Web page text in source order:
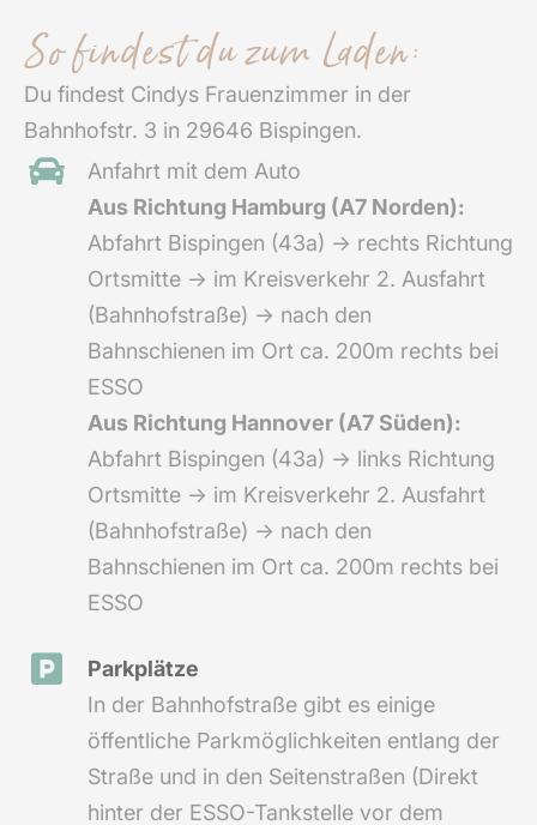
f
So findest du zum Laden:
Du findest Cindys Frauenzimmer in der
Bahnhofstr. 3 in 29646 Bispingen.
Anfahrt mit dem Auto
Aus Richtung Hamburg (A7 Norden):
Abfahrt Bispingen (43a) → rechts Richtung
Ortsmitte → im Kreisverkehr 2. Ausfahrt
(Bahnhofstraße) → nach den
Bahnschienen im Ort ca. 200m rechts bei
ESSO
Aus Richtung Hannover (A7 Süden):
Abfahrt Bispingen (43a) → links Richtung
Ortsmitte → im Kreisverkehr 2. Ausfahrt
(Bahnhofstraße) → nach den
Bahnschienen im Ort ca. 200m rechts bei
ESSO
Parkplätze
In der Bahnhofstraße gibt es einige
öffentliche Parkmöglichkeiten entlang der
Straße und in den Seitenstraßen (Direkt
hinter der ESSO-Tankstelle vor dem